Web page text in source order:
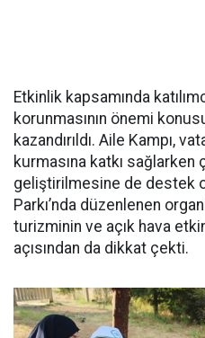
Etkinlik kapsamında
korunmasının önemi
kazandırıldı. Aile Kampı,
kurmasına katkı sağlarken
geliştirilmesine de destek
Parkı’nda düzenlenen
turizminin ve açık hava
açısından da dikkat çekti.